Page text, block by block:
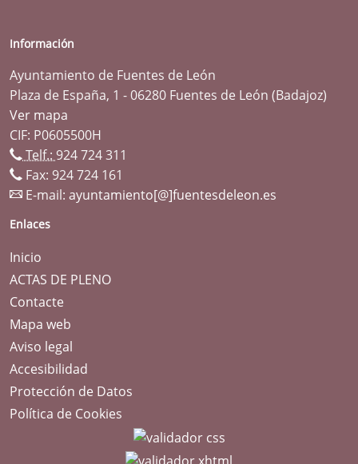
Información
Ayuntamiento de Fuentes de León
Plaza de España, 1 - 06280 Fuentes de León (Badajoz)
Ver mapa
CIF: P0605500H
Telf.: 924 724 311
Fax: 924 724 161
E-mail: ayuntamiento[@]fuentesdeleon.es
Enlaces
Inicio
ACTAS DE PLENO
Contacte
Mapa web
Aviso legal
Accesibilidad
Protección de Datos
Política de Cookies